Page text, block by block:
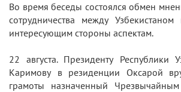
Во время беседы состоялся обмен
сотрудничества между
интересующим стороны аспектам.
22 августа. Президенту Республики
Каримову в резиденции Оксарой
грамоты назначенный